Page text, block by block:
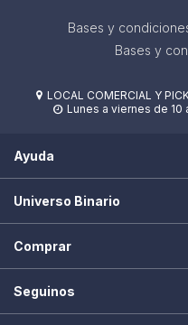
Bases y
Bases y
 LOCAL COMERCIAL Y
 Lunes a viernes de 10
Ayuda
Universo Binario
Comprar
Seguinos